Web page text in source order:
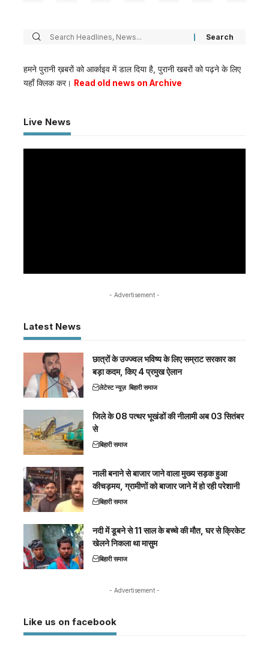
हमने पुरानी ख़बरों को आर्काइव में डाल दिया है, पुरानी खबरों को पढ़ने के लिए
यहाँ क्लिक कर। Read old news on Archive
Live News
- Advertisement -
Latest News
छात्रों के उज्ज्वल भविष्य के लिए सम्राट सरकार का
बड़ा कदम, किए 4 प्रमुख ऐलान
लेटेस्ट न्यूज़ बिहारी समाज
जिले के 08 पत्थर भूखंडों की नीलामी अब 03 सितंबर
से
बिहारी समाज
नाली बनाने से बाजार जाने वाला मुख्य सड़क हुआ
कीचड़मय, ग्रामीणों को बाजार जाने में हो रही परेशानी
बिहारी समाज
नदी में डूबने से 11 साल के बच्चे की मौत, घर से क्रिकेट
खेलने निकला था मासुम
बिहारी समाज
- Advertisement -
Like us on facebook